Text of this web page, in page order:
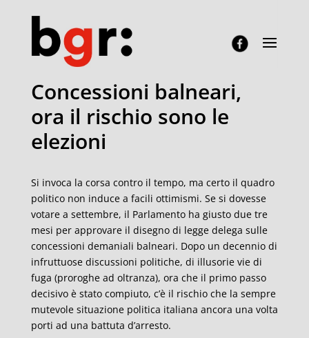
Concessioni balneari,
ora il rischio sono le
elezioni
Si invoca la corsa contro il tempo, ma certo il quadro
politico non induce a facili ottimismi. Se si dovesse
votare a settembre, il Parlamento ha giusto due tre
mesi per approvare il disegno di legge delega sulle
concessioni demaniali balneari. Dopo un decennio di
infruttuose discussioni politiche, di illusorie vie di
fuga (proroghe ad oltranza), ora che il primo passo
decisivo è stato compiuto, c’è il rischio che la sempre
mutevole situazione politica italiana ancora una volta
porti ad una battuta d’arresto.